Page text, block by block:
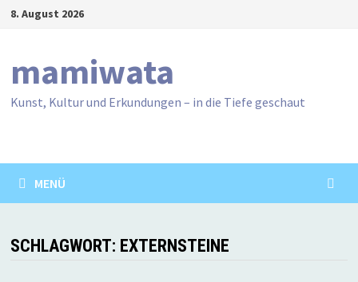
Zum8. August 2026
mamiwata
Kunst, Kultur und Erkundungen – in die Tiefe geschaut
MENÜ
SCHLAGWORT: EXTERNSTEINE